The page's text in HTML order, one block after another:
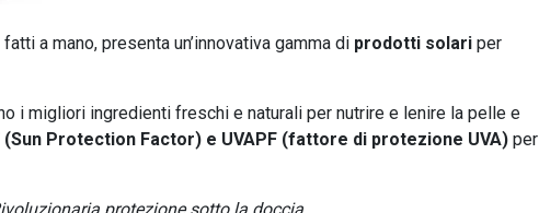
a mano, presenta un’innovativa gamma di prodotti solari per
i migliori ingredienti freschi e naturali per nutrire e lenire la pelle e
Protection Factor) e UVAPF (fattore di protezione UVA) per